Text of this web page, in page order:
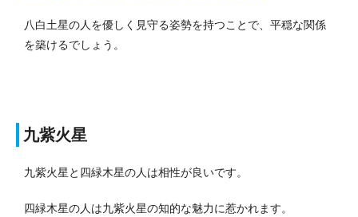
八白土星の人を優しく見守る姿勢を持つことで、平穏な関係
を築けるでしょう。
九紫火星
九紫火星と四緑木星の人は相性が良いです。
四緑木星の人は九紫火星の知的な魅力に惹かれます。